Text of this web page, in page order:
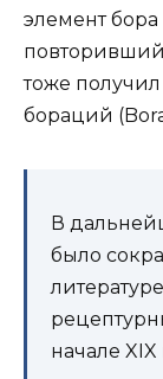
элемент
тоже
бораций
В
было
начале XIX